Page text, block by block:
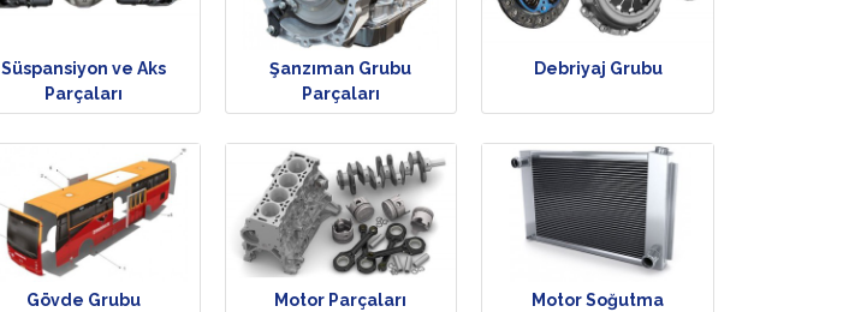
Süspansiyon ve Aks
Parçaları
Şanzıman Grubu
Parçaları
Debriyaj Grubu
Gövde Grubu Motor Parçaları Motor Soğutma